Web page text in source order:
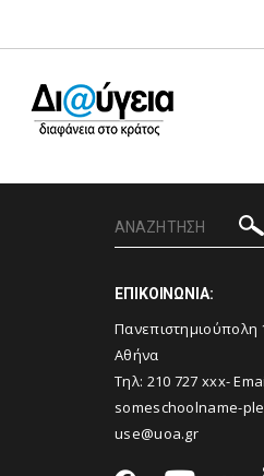
ΕΠΙΚΟΙΝΩΝΙΑ:
Αθήνα
Τηλ: 210 727 xxx-
someschoolname-
use@uoa.gr